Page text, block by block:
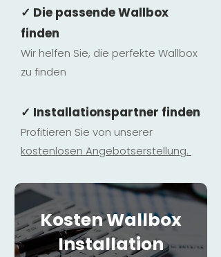
✓ Die passende Wallbox
finden
Wir helfen Sie, die perfekte Wallbox
zu finden
✓ Installationspartner finden
Profitieren Sie von unserer
kostenlosen Angebotserstellung.
Kosten Wallbox
Installation